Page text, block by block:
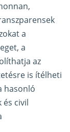
a
a
az
is ítélheti
hasonló
és civil